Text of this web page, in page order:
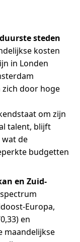
steden
kosten
in Londen
zich door hoge
om zijn
talent, blijft
de
budgetten
en Zuid-
Europa,
en
maandelijkse